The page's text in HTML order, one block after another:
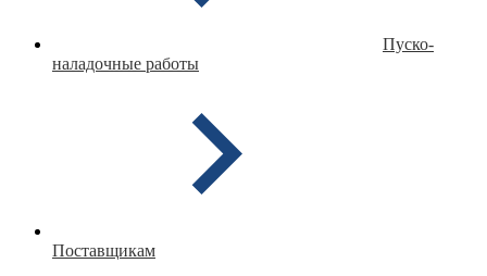
Пуско-
наладочные работы
Поставщикам